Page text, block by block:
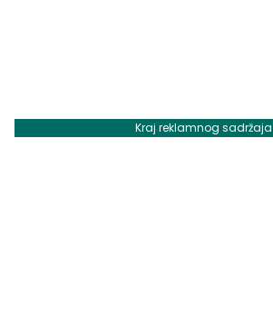
Kraj reklamnog sadržaja